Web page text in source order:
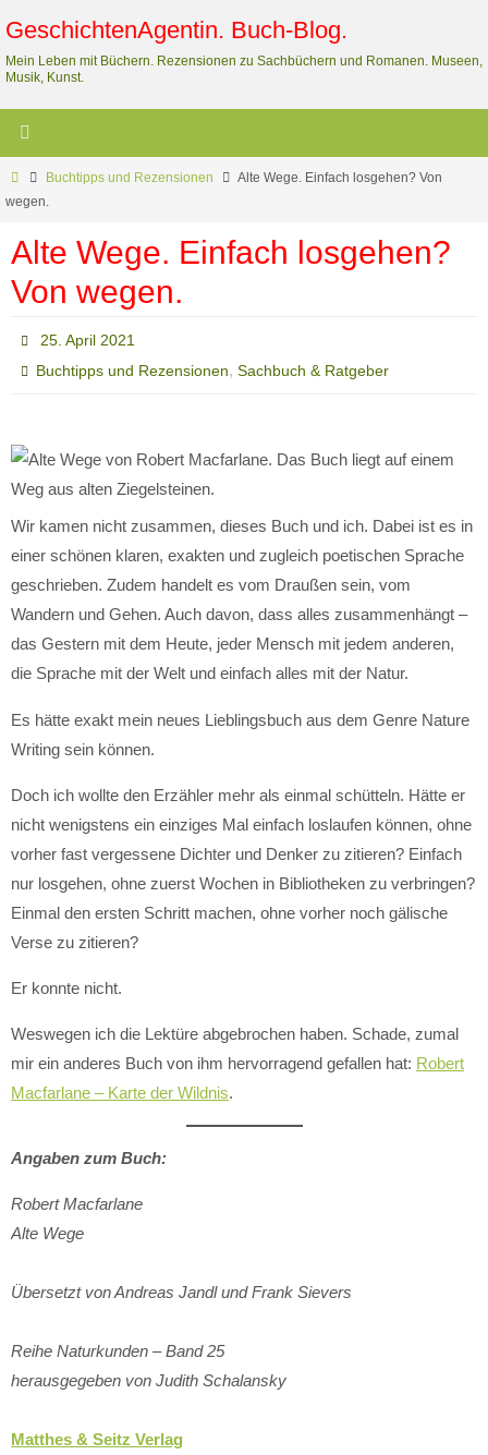
Inhalt
springen
GeschichtenAgentin. Buch-Blog.
Mein Leben mit Büchern. Rezensionen zu Sachbüchern und Romanen. Museen,
Musik, Kunst.
StartBuchtipps und Rezensionen
Alte Wege. Einfach losgehen? Von
wegen.
Alte Wege. Einfach losgehen?
Von wegen.
25. April 2021
Buchtipps und Rezensionen,Sachbuch & Ratgeber
Wir kamen nicht zusammen, dieses Buch und ich. Dabei ist es in
einer schönen klaren, exakten und zugleich poetischen Sprache
geschrieben. Zudem handelt es vom Draußen sein, vom
Wandern und Gehen. Auch davon, dass alles zusammenhängt –
das Gestern mit dem Heute, jeder Mensch mit jedem anderen,
die Sprache mit der Welt und einfach alles mit der Natur.
Es hätte exakt mein neues Lieblingsbuch aus dem Genre Nature
Writing sein können.
Doch ich wollte den Erzähler mehr als einmal schütteln. Hätte er
nicht wenigstens ein einziges Mal einfach loslaufen können, ohne
vorher fast vergessene Dichter und Denker zu zitieren? Einfach
nur losgehen, ohne zuerst Wochen in Bibliotheken zu verbringen?
Einmal den ersten Schritt machen, ohne vorher noch gälische
Verse zu zitieren?
Er konnte nicht.
Weswegen ich die Lektüre abgebrochen haben. Schade, zumal
mir ein anderes Buch von ihm hervorragend gefallen hat: Robert
Macfarlane – Karte der Wildnis.
Angaben zum Buch:
Robert Macfarlane
Alte Wege
Übersetzt von Andreas Jandl und Frank Sievers
Reihe Naturkunden – Band 25
herausgegeben von Judith Schalansky
Matthes & Seitz Verlag